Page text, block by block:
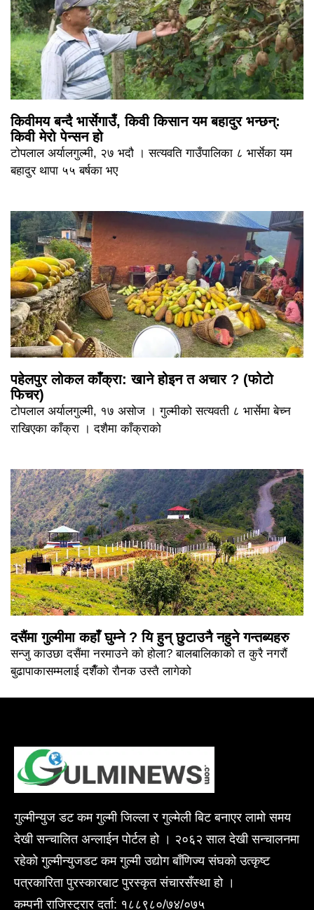
किवीमय बन्दै भार्सेगाउँ, किवी किसान यम बहादुर भन्छन्:
किवी मेरो पेन्सन हो
टोपलाल अर्यालगुल्मी, २७ भदौ । सत्यवति गाउँपालिका ८ भार्सेका यम
बहादुर थापा ५५ बर्षका भए
पहेलपुर लोकल काँक्रा: खाने होइन त अचार ? (फोटो
फिचर)
टोपलाल अर्यालगुल्मी, १७ असोज । गुल्मीको सत्यवती ८ भार्सेमा बेच्न
राखिएका काँक्रा । दशैमा काँक्राको
दसैंमा गुल्मीमा कहाँ घुम्ने ? यि हुन् छुटाउनै नहुने गन्तब्यहरु
सन्जु काउछा दसैंमा नरमाउने को होला? बालबालिकाको त कुरै नगरौं
बुढापाकासम्मलाई दशैँको रौनक उस्तै लागेको
गुल्मीन्युज डट कम गुल्मी जिल्ला र गुल्मेली बिट बनाएर लामो समय
देखी सन्चालित अन्लाईन पोर्टल हो । २०६२ साल देखी सन्चालनमा
रहेको गुल्मीन्युजडट कम गुल्मी उद्योग बाँणिज्य संघको उत्कृष्ट
पत्रकारिता पुरस्कारबाट पुरस्कृत संचारसँस्था हो ।
कम्पनी राजिस्ट्रार दर्ता: १८८९८०/७४/०७५